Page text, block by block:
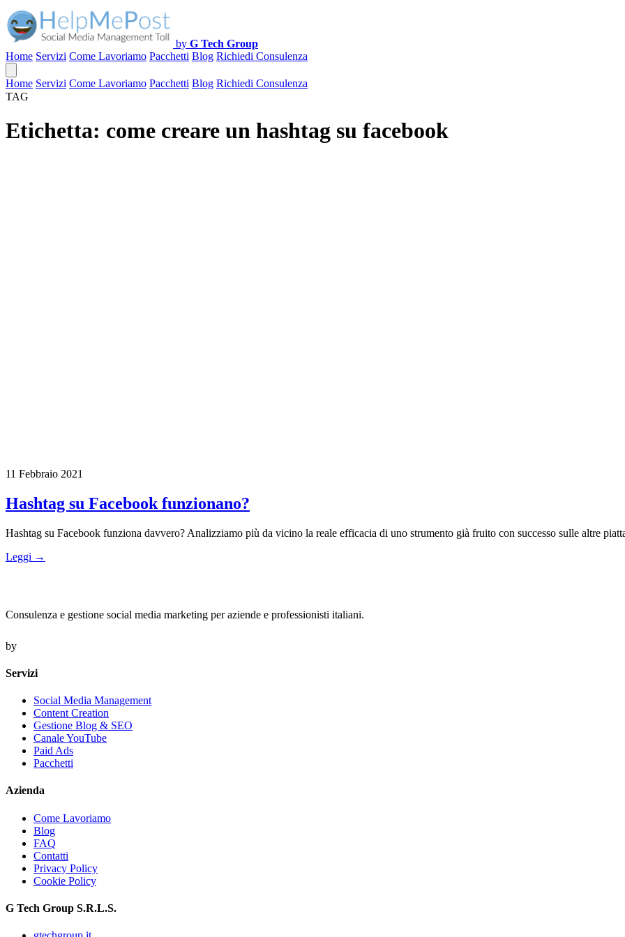
by G Tech Group
Home Servizi Come Lavoriamo Pacchetti Blog Richiedi Consulenza
Home Servizi Come Lavoriamo Pacchetti Blog Richiedi Consulenza
TAG
Etichetta: come creare un hashtag su facebook
11 Febbraio 2021
Hashtag su Facebook funzionano?
Hashtag su Facebook funziona davvero? Analizziamo più da vicino la reale efficacia di uno strumento già fruito con successo sulle altre
Leggi →
Consulenza e gestione social media marketing per aziende e professionisti italiani.
by
Servizi
Social Media Management
Content Creation
Gestione Blog & SEO
Canale YouTube
Paid Ads
Pacchetti
Azienda
Come Lavoriamo
Blog
FAQ
Contatti
Privacy Policy
Cookie Policy
G Tech Group S.R.L.S.